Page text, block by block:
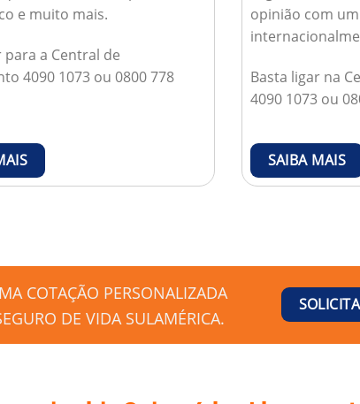
e muito mais.
para a Central de
4090 1073 ou 0800 778
opinião com
Basta ligar na
4090 1073 ou
SAIBA MAIS
COTAÇÃO PERSONALIZADA
DE VIDA SULAMÉRICA.